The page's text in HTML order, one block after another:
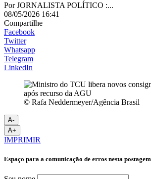
PorJORNALISTA POLÍTICO :...
08/05/2026 16:41
Compartilhe
Facebook
Twitter
Whatsapp
Telegram
LinkedIn
© Rafa Neddermeyer/Agência Brasil
A-
A+
IMPRIMIR
Espaço para a comunicação de erros nesta postagem